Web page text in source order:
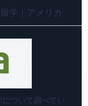
学｜アメリカ
ついて調べてい